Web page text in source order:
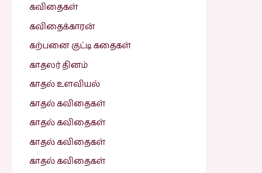
கவிதைகள்
கவிதைக்காரன்
கற்பனை குட்டி கதைகள்
காதலர் தினம்
காதல் உளவியல்
காதல் கவிதைகள்
காதல் கவிதைகள்
காதல் கவிதைகள்
காதல் கவிதைகள்